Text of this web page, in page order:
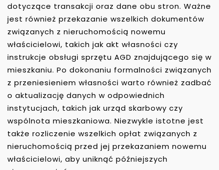
dotyczące transakcji oraz dane obu stron. Ważne
jest również przekazanie wszelkich dokumentów
związanych z nieruchomością nowemu
właścicielowi, takich jak akt własności czy
instrukcje obsługi sprzętu AGD znajdującego się w
mieszkaniu. Po dokonaniu formalności związanych
z przeniesieniem własności warto również zadbać
o aktualizację danych w odpowiednich
instytucjach, takich jak urząd skarbowy czy
wspólnota mieszkaniowa. Niezwykle istotne jest
także rozliczenie wszelkich opłat związanych z
nieruchomością przed jej przekazaniem nowemu
właścicielowi, aby uniknąć późniejszych